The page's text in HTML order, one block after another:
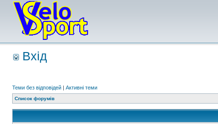
Вхід
Теми без відповідей | Активні теми
Список форумів